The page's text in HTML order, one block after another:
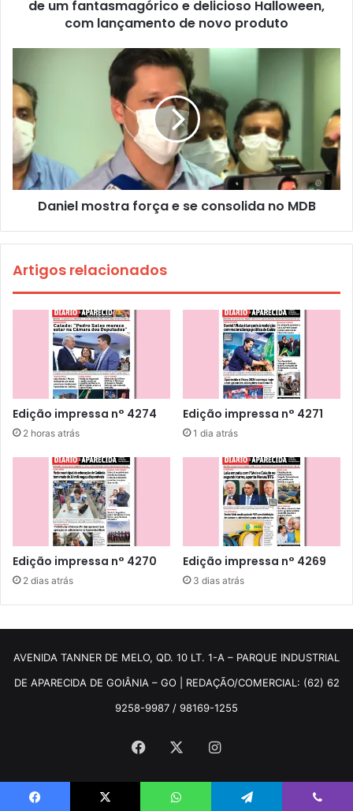
de um fantasmagórico e delicioso Halloween,
com lançamento de novo produto
Daniel mostra força e se consolida no MDB
Artigos relacionados
Edição impressa n° 4274
2 horas atrás
Edição impressa n° 4271
1 dia atrás
Edição impressa n° 4270
2 dias atrás
Edição impressa n° 4269
3 dias atrás
AVENIDA TANNER DE MELO, QD. 10 LT. 1-A – PARQUE INDUSTRIAL
DE APARECIDA DE GOIÂNIA – GO | REDAÇÃO/COMERCIAL: (62) 62
9258-9987 / 98169-1255
Facebook Instagram